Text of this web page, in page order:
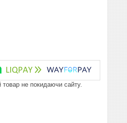
товар не покидаючи сайту.